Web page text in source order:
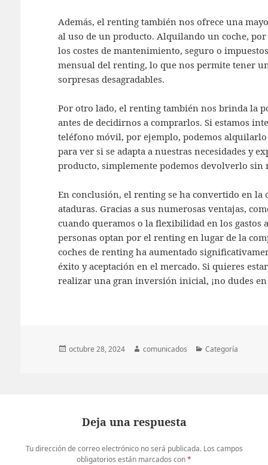
Además, el renting también nos ofrece una
al uso de un producto. Alquilando un coche,
los costes de mantenimiento, seguro o
mensual del renting, lo que nos permite tener
sorpresas desagradables.
Por otro lado, el renting también nos brinda la
antes de decidirnos a comprarlos. Si estamos
teléfono móvil, por ejemplo, podemos
para ver si se adapta a nuestras necesidades y
producto, simplemente podemos devolverlo
En conclusión, el renting se ha convertido en
ataduras. Gracias a sus numerosas ventajas,
cuando queramos o la flexibilidad en los gastos
personas optan por el renting en lugar de la
coches de renting ha aumentado
éxito y aceptación en el mercado. Si quieres
realizar una gran inversión inicial, ¡no dudes
Publicado
octubre 28, 2024 Autor
comunicados Categorías
Categoría
Deja una respuesta
Tu dirección de correo electrónico no será publicada. Los campos
obligatorios están marcados con*